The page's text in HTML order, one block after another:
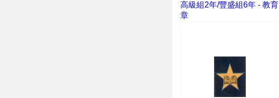
高級組2年/豐盛組6年 - 教育
章